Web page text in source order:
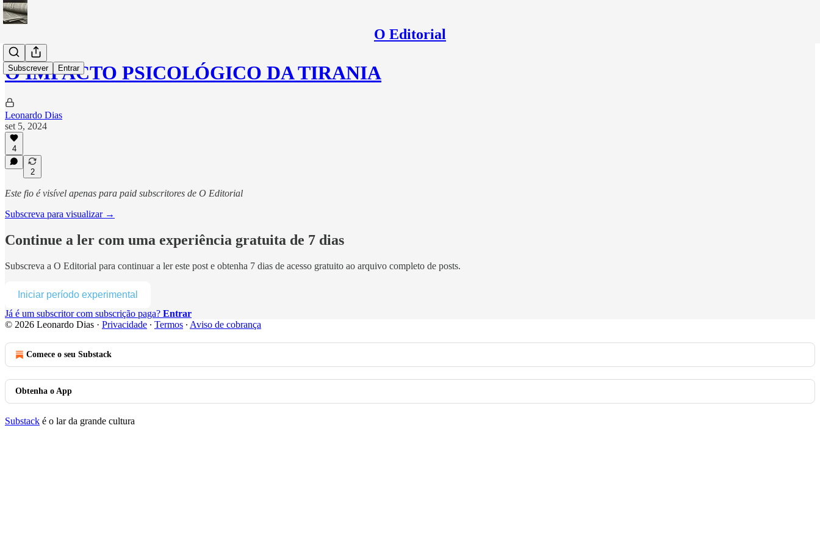
O Editorial
Subscrever Entrar
O IMPACTO PSICOLÓGICO DA TIRANIA
Leonardo Dias
set 5, 2024
4
2
Este fio é visível apenas para paid subscritores de O Editorial
Subscreva para visualizar →
Continue a ler com uma experiência gratuita de 7 dias
Subscreva a O Editorial para continuar a ler este post e obtenha 7 dias de acesso gratuito ao arquivo completo de posts.
Iniciar período experimental
Já é um subscritor com subscrição paga? Entrar
© 2026 Leonardo Dias · Privacidade ∙ Termos ∙ Aviso de cobrança
Comece o seu Substack
Obtenha o App
Substack é o lar da grande cultura